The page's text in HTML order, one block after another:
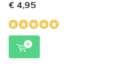
€ 4,95